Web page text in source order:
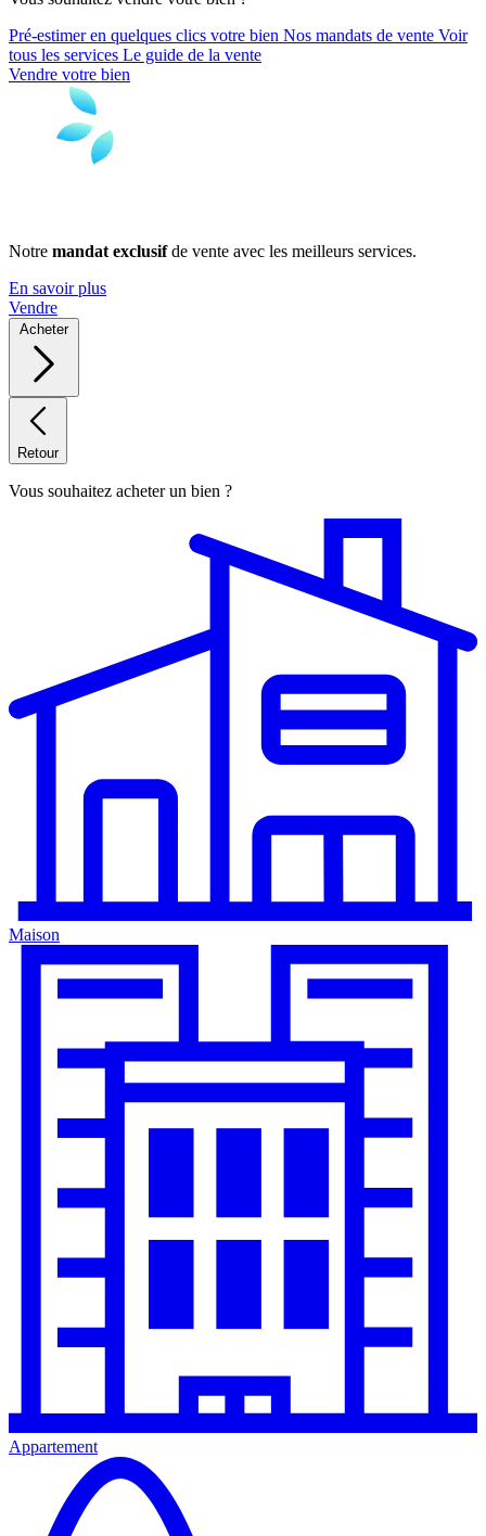
Pré-estimer en quelques clics votre bien Nos mandats de vente Voir
tous les services Le guide de la vente
Vendre votre bien
Notre mandat exclusifde vente avec les meilleurs services.
En savoir plus
Vendre
Acheter
Retour
Vous souhaitez acheter un bien ?
Maison
Appartement